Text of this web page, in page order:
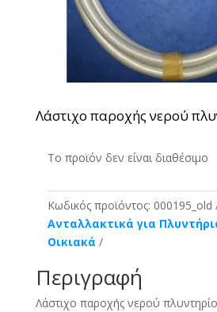
Λάστιχο παροχής νερού
Το προϊόν δεν είναι διαθέσιμο
Κωδικός προϊόντος: 000195_old
Ανταλλακτικά για
Οικιακά
Περιγραφή
Λάστιχο παροχής νερού